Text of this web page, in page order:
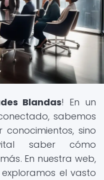
Blandas! En un
sabemos
sino
saber cómo
En nuestra web,
el vasto